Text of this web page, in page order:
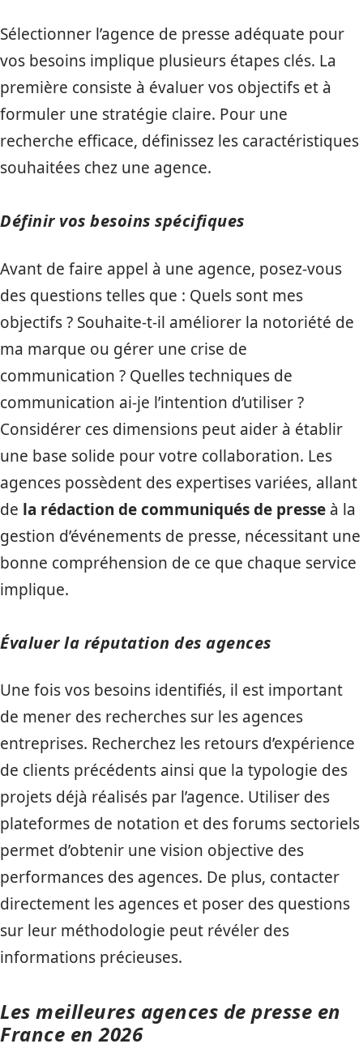
Sélectionner l’agence de presse adéquate pour
vos besoins implique plusieurs étapes clés. La
première consiste à évaluer vos objectifs et à
formuler une stratégie claire. Pour une
recherche efficace, définissez les caractéristiques
souhaitées chez une agence.
Définir vos besoins spécifiques
Avant de faire appel à une agence, posez-vous
des questions telles que : Quels sont mes
objectifs ? Souhaite-t-il améliorer la notoriété de
ma marque ou gérer une crise de
communication ? Quelles techniques de
communication ai-je l’intention d’utiliser ?
Considérer ces dimensions peut aider à établir
une base solide pour votre collaboration. Les
agences possèdent des expertises variées, allant
de la rédaction de communiqués de presse à la
gestion d’événements de presse, nécessitant une
bonne compréhension de ce que chaque service
implique.
Évaluer la réputation des agences
Une fois vos besoins identifiés, il est important
de mener des recherches sur les agences
entreprises. Recherchez les retours d’expérience
de clients précédents ainsi que la typologie des
projets déjà réalisés par l’agence. Utiliser des
plateformes de notation et des forums sectoriels
permet d’obtenir une vision objective des
performances des agences. De plus, contacter
directement les agences et poser des questions
sur leur méthodologie peut révéler des
informations précieuses.
Les meilleures agences de presse en
France en 2026